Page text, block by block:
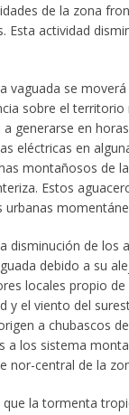
de la zona
Esta actividad
vaguada se
sobre el territorio
generarse en
eléctricas en
montañosos de
Estos
urbanas
disminución de los
debido a su
locales propio de
y el viento del
a chubascos
a los sistema
nor-central de la
la tormenta